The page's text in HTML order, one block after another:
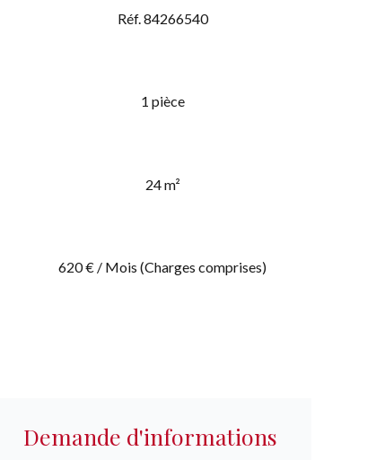
Réf. 84266540
1 pièce
24 m²
620 € / Mois (Charges comprises)
Demande d'informations